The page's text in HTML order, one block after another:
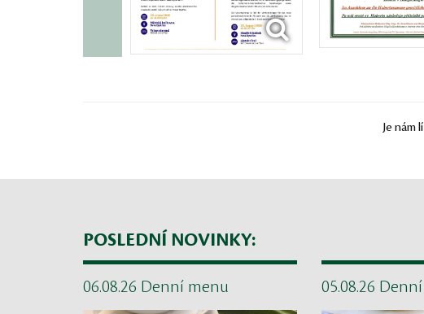
Je nám
POSLEDNÍ NOVINKY:
06.08.26 Denní menu 05.08.26